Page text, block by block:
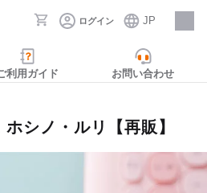
ログイン JP
採用情報
利用ガイド お問い合わせ
シノ・ルリ【再販】